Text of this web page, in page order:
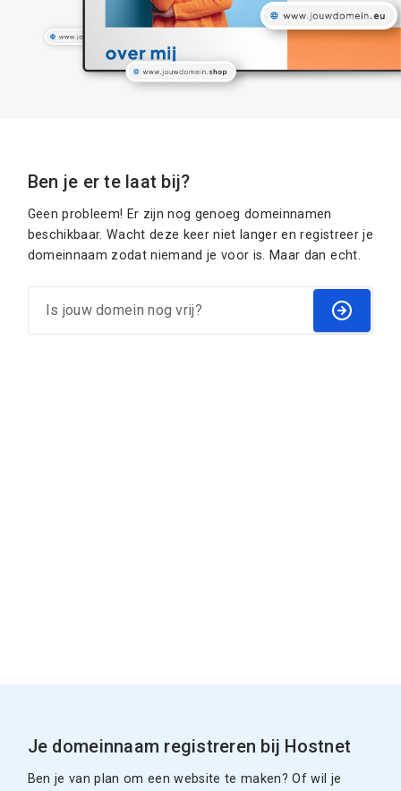
Ben je er te laat bij?
Geen probleem! Er zijn nog genoeg domeinnamen
beschikbaar. Wacht deze keer niet langer en registreer je
domeinnaam zodat niemand je voor is. Maar dan echt.
Je domeinnaam registreren bij Hostnet
Ben je van plan om een website te maken? Of wil je